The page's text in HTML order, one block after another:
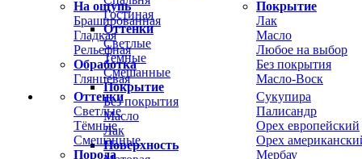
На ощупь
Брашированная
Гладкая
Рельефная
Обработка
Глянцевая
Покрытие
Лак
Масло
Любое на выбор
Без покрытия
Масло-Воск
Оттенки
Светлые
Тёмные
Смешанные
Порода
Сукупира
Палисандр
Орех европейский
Орех
Мербау
Гостиная
Оттенки
Светлые
Темные
Смешанные
Покрытие
Без покрытия
Масло
Лак
Поверхность